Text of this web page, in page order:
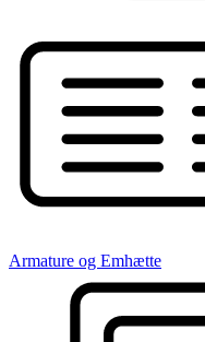
Armature og Emhætte